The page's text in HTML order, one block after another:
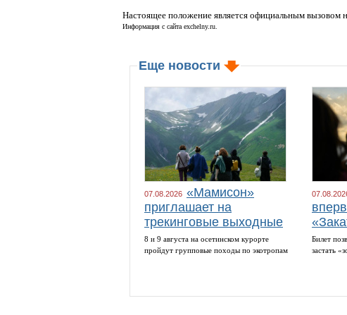
Настоящее положение является официальным вызовом
Информация с сайта exchelny.ru.
Еще новости
07.08.2026 «Мамисон»
приглашает на
трекинговые выходные
8 и 9 августа на осетинском курорте
пройдут групповые походы по экотропам
Билет
застать